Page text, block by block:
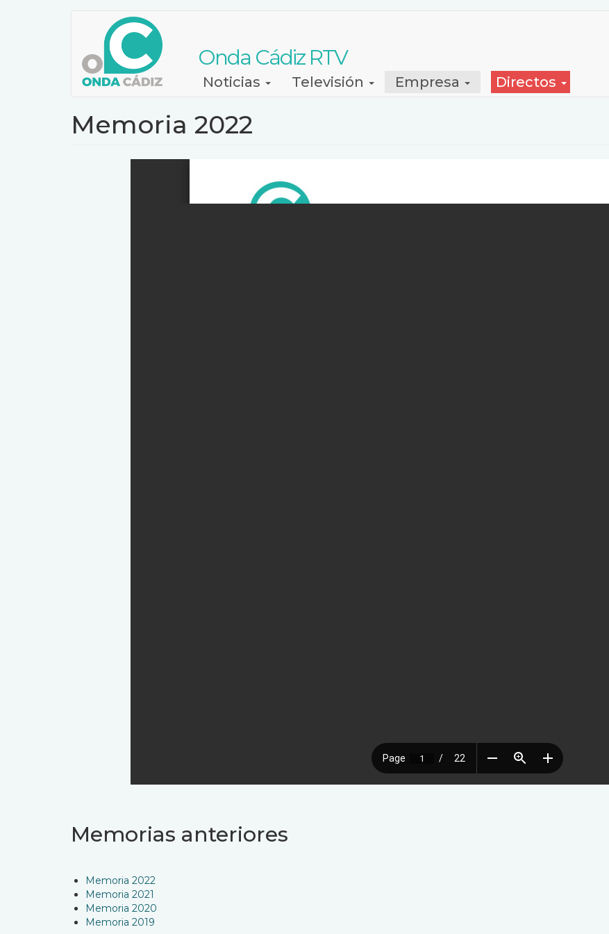
Onda Cádiz RTV
NavegaciónNoticias Televisión Empresa Directos
Memoria 2022
Memorias anteriores
Memoria 2022
Memoria 2021
Memoria 2020
Memoria 2019